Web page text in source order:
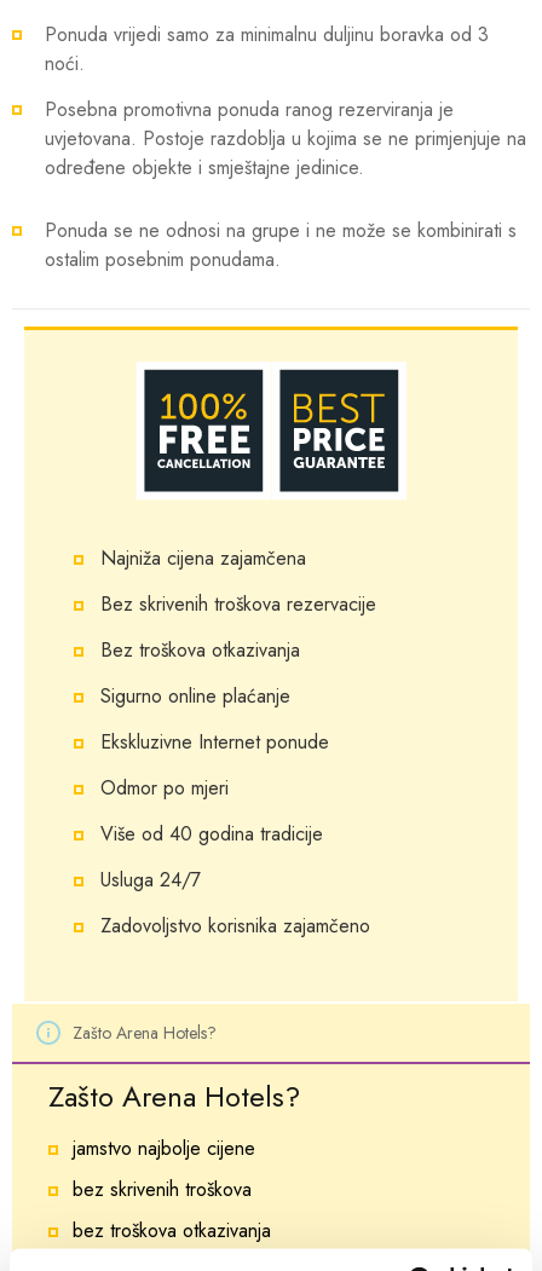
Ponuda vrijedi samo za minimalnu duljinu boravka od 3
noći.
Posebna promotivna ponuda ranog rezerviranja je
uvjetovana. Postoje razdoblja u kojima se ne primjenjuje na
određene objekte i smještajne jedinice.
Ponuda se ne odnosi na grupe i ne može se kombinirati s
ostalim posebnim ponudama.
Najniža cijena zajamčena
Bez skrivenih troškova rezervacije
Bez troškova otkazivanja
Sigurno online plaćanje
Ekskluzivne Internet ponude
Odmor po mjeri
Više od 40 godina tradicije
Usluga 24/7
Zadovoljstvo korisnika zajamčeno
Zašto Arena Hotels?
Zašto Arena Hotels?
jamstvo najbolje cijene
bez skrivenih troškova
bez troškova otkazivanja